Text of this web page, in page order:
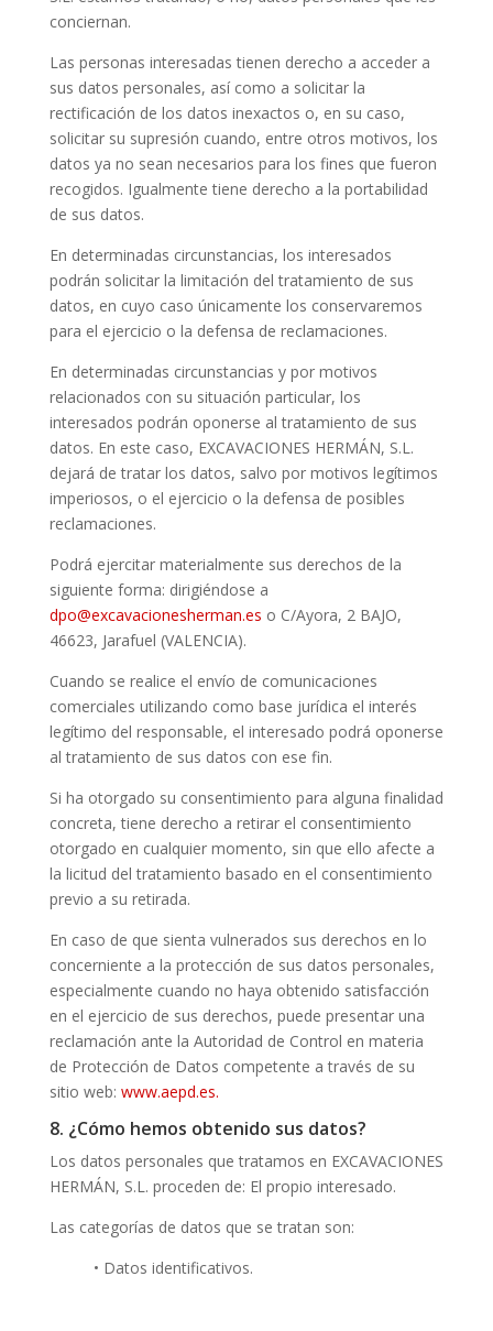
conciernan.
Las personas interesadas tienen derecho a acceder a
sus datos personales, así como a solicitar la
rectificación de los datos inexactos o, en su caso,
solicitar su supresión cuando, entre otros motivos, los
datos ya no sean necesarios para los fines que fueron
recogidos. Igualmente tiene derecho a la portabilidad
de sus datos.
En determinadas circunstancias, los interesados
podrán solicitar la limitación del tratamiento de sus
datos, en cuyo caso únicamente los conservaremos
para el ejercicio o la defensa de reclamaciones.
En determinadas circunstancias y por motivos
relacionados con su situación particular, los
interesados podrán oponerse al tratamiento de sus
datos. En este caso, EXCAVACIONES HERMÁN, S.L.
dejará de tratar los datos, salvo por motivos legítimos
imperiosos, o el ejercicio o la defensa de posibles
reclamaciones.
Podrá ejercitar materialmente sus derechos de la
siguiente forma: dirigiéndose a
dpo@excavacionesherman.es o C/Ayora, 2 BAJO,
46623, Jarafuel (VALENCIA).
Cuando se realice el envío de comunicaciones
comerciales utilizando como base jurídica el interés
legítimo del responsable, el interesado podrá oponerse
al tratamiento de sus datos con ese fin.
Si ha otorgado su consentimiento para alguna finalidad
concreta, tiene derecho a retirar el consentimiento
otorgado en cualquier momento, sin que ello afecte a
la licitud del tratamiento basado en el consentimiento
previo a su retirada.
En caso de que sienta vulnerados sus derechos en lo
concerniente a la protección de sus datos personales,
especialmente cuando no haya obtenido satisfacción
en el ejercicio de sus derechos, puede presentar una
reclamación ante la Autoridad de Control en materia
de Protección de Datos competente a través de su
sitio web: www.aepd.es.
8. ¿Cómo hemos obtenido sus datos?
Los datos personales que tratamos en EXCAVACIONES
HERMÁN, S.L. proceden de: El propio interesado.
Las categorías de datos que se tratan son:
• Datos identificativos.